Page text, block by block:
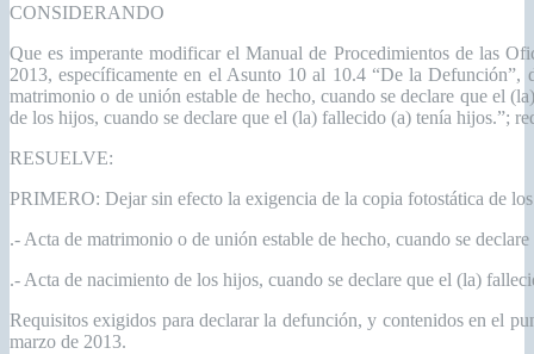
CONSIDERANDO
Que es imperante modificar el Manual de Procedimientos de las
2013, específicamente en el Asunto 10 al 10.4 “De la Defunción”,
matrimonio o de unión estable de hecho, cuando se declare que el
de los hijos, cuando se declare que el (la) fallecido (a) tenía hijos.”;
RESUELVE:
PRIMERO: Dejar sin efecto la exigencia de la copia fotostática de
.- Acta de matrimonio o de unión estable de hecho, cuando se
.- Acta de nacimiento de los hijos, cuando se declare que el (la)
Requisitos exigidos para declarar la defunción, y contenidos en el
marzo de 2013.